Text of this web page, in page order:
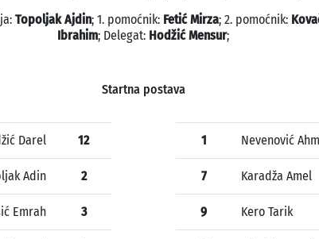
Topoljak Ajdin; 1. pomoćnik: Fetić Mirza; 2. pomoćnik:
Ibrahim; Delegat: Hodžić Mensur;
Startna postava
Darel 12
Adin 2
Emrah 3
1 Nevenović
7 Karadža Amel
9 Kero Tarik